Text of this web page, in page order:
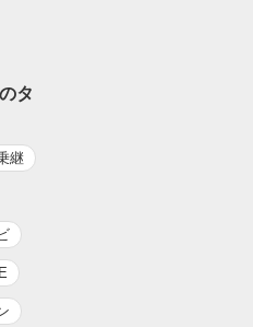
タ
継